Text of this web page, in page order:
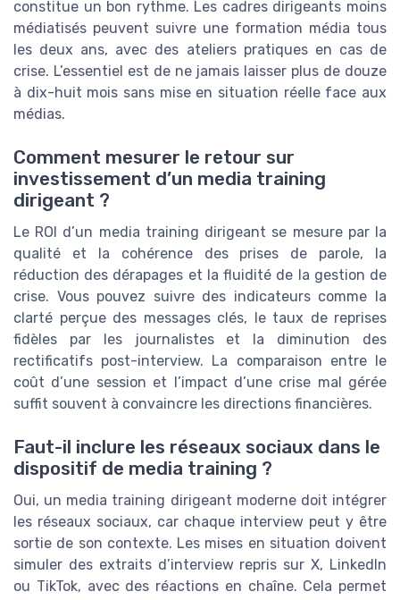
constitue un bon rythme. Les cadres dirigeants moins
médiatisés peuvent suivre une formation média tous
les deux ans, avec des ateliers pratiques en cas de
crise. L’essentiel est de ne jamais laisser plus de douze
à dix-huit mois sans mise en situation réelle face aux
médias.
Comment mesurer le retour sur
investissement d’un media training
dirigeant ?
Le ROI d’un media training dirigeant se mesure par la
qualité et la cohérence des prises de parole, la
réduction des dérapages et la fluidité de la gestion de
crise. Vous pouvez suivre des indicateurs comme la
clarté perçue des messages clés, le taux de reprises
fidèles par les journalistes et la diminution des
rectificatifs post-interview. La comparaison entre le
coût d’une session et l’impact d’une crise mal gérée
suffit souvent à convaincre les directions financières.
Faut-il inclure les réseaux sociaux dans le
dispositif de media training ?
Oui, un media training dirigeant moderne doit intégrer
les réseaux sociaux, car chaque interview peut y être
sortie de son contexte. Les mises en situation doivent
simuler des extraits d’interview repris sur X, LinkedIn
ou TikTok, avec des réactions en chaîne. Cela permet